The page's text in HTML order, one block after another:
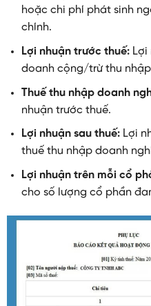
hoặc chi phí phát sinh
chính.
Lợi nhuận trước thuế:Lợi
doanh cộng/trừ thu
Thuế thu nhập doanh
nhuận trước thuế.
Lợi nhuận sau thuế:Lợi
thuế thu nhập doanh
Lợi nhuận trên mỗi cổ
cho số lượng cổ phần